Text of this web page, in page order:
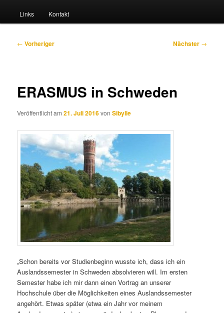
Links Kontakt
Beitragsnavigation
← Vorheriger Nächster →
ERASMUS in Schweden
Veröffentlicht am21. Juli 2016vonSibylle
„Schon bereits vor Studienbeginn wusste ich, dass ich ein
Auslandssemester in Schweden absolvieren will. Im ersten
Semester habe ich mir dann einen Vortrag an unserer
Hochschule über die Möglichkeiten eines Auslandssemester
angehört. Etwas später (etwa ein Jahr vor meinem